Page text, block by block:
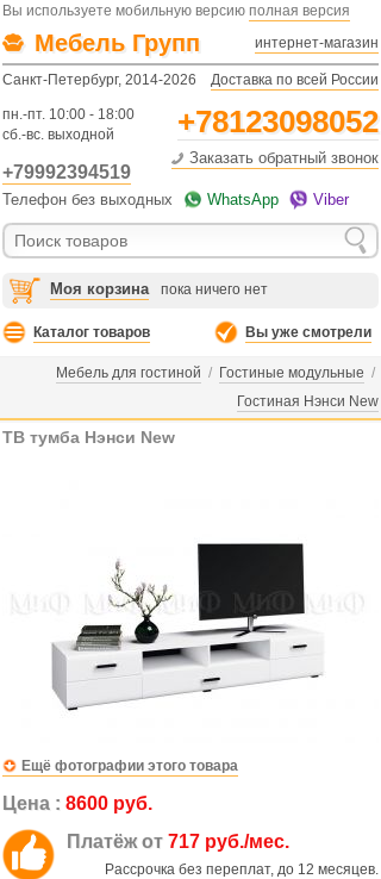
Вы используете мобильную версию полная версия
Мебель Групп интернет-магазин
Санкт-Петербург, 2014-2026 Доставка по всей России
пн.-пт. 10:00 - 18:00
сб.-вс. выходной
+78123098052
+79992394519
Заказать обратный звонок
Телефон без выходных WhatsApp Viber
Моя корзина пока ничего нет
Каталог товаров Вы уже смотрели
Мебель для гостиной / Гостиные модульные /
Гостиная Нэнси New
ТВ тумба Нэнси New
Ещё фотографии этого товара
Цена : 8600 руб.
Платёж от 717 руб./мес.
Рассрочка без переплат, до 12 месяцев.